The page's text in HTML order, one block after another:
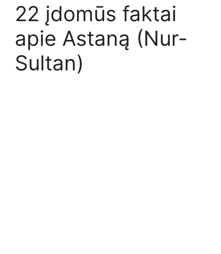
22 įdomūs faktai
apie Astaną (Nur-
Sultan)